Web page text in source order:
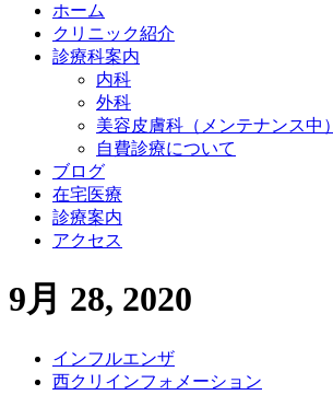
ホーム
クリニック紹介
診療科案内
内科
外科
美容皮膚科（メンテナンス中）
自費診療について
ブログ
在宅医療
診療案内
アクセス
9月 28, 2020
インフルエンザ
西クリインフォメーション